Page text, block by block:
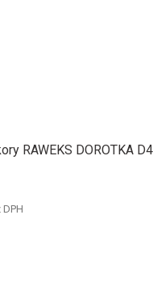
RAWEKS DOROTKA